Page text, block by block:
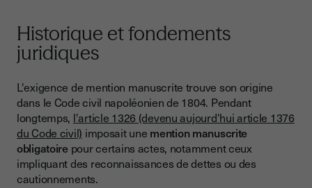
Historique et fondements
juridiques
L'exigence de mention manuscrite trouve son origine
dans le Code civil napoléonien de 1804. Pendant
longtemps, l'article 1326 (devenu aujourd'hui article 1376
du Code civil) imposait une mention manuscrite
obligatoire pour certains actes, notamment ceux
impliquant des reconnaissances de dettes ou des
cautionnements.